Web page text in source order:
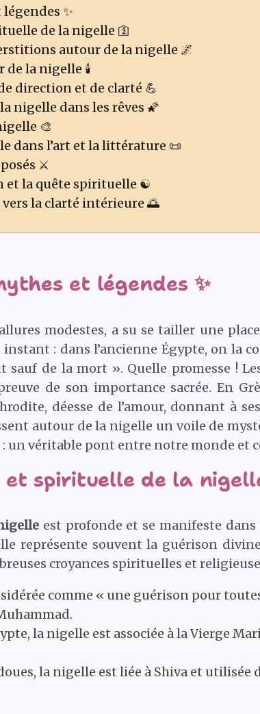
✨
de la nigelle 🛐
autour de la nigelle 🌌
de la nigelle 🕯️
direction et de clarté 💪
nigelle dans les rêves 🌠
🎨
dans l’art et la littérature 📜
⚔️
et la quête spirituelle ☯️
la clarté intérieure 🌅
et légendes ✨
modestes, a su se tailler une
: dans l’ancienne Égypte, on la
de la mort ». Quelle promesse !
de son importance sacrée. En
déesse de l’amour, donnant à
autour de la nigelle un voile de
un véritable pont entre notre monde et
et spirituelle de la
est profonde et se manifeste
représente souvent la guérison
croyances spirituelles et
comme « une guérison pour
la nigelle est associée à la Vierge
la nigelle est liée à Shiva et utilisée